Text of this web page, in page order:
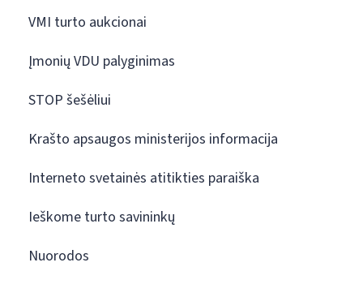
VMI turto aukcionai
Įmonių VDU palyginimas
STOP šešėliui
Krašto apsaugos ministerijos informacija
Interneto svetainės atitikties paraiška
Ieškome turto savininkų
Nuorodos